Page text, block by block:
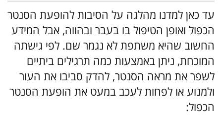
עד כאן למדנו מהלגה על הסיבות להופעת הסנטר
הכפול ואופן הטיפול בו בעבר ובהווה, אבל המידע
החשוב שהיא משתפת לא נגמר שם. לפי גישתה
המוכחת, ניתן באמצעות כמה תרגילים ביתיים
לשפר את מראה הסנטר, להדק סביבו את העור
ולמנוע או לפחות לעכב במעט את הופעת הסנטר
הכפול: